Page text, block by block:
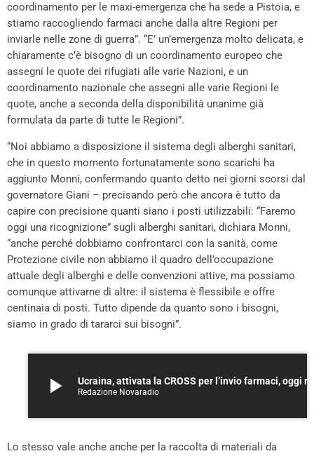
coordinamento per le maxi-emergenza che ha sede a Pistoia, e
stiamo raccogliendo farmaci anche dalla altre Regioni per
inviarle nelle zone di guerra”. “E’ un’emergenza molto delicata, e
chiaramente c’è bisogno di un coordinamento europeo che
assegni le quote dei rifugiati alle varie Nazioni, e un
coordinamento nazionale che assegni alle varie Regioni le
quote, anche a seconda della disponibilità unanime già
formulata da parte di tutte le Regioni”.
“Noi abbiamo a disposizione il sistema degli alberghi sanitari,
che in questo momento fortunatamente sono scarichi ha
aggiunto Monni, confermando quanto detto nei giorni scorsi dal
governatore Giani – precisando però che ancora è tutto da
capire con precisione quanti siano i posti utilizzabili: “Faremo
oggi una ricognizione” sugli alberghi sanitari, dichiara Monni,
“anche perché dobbiamo confrontarci con la sanità, come
Protezione civile non abbiamo il quadro dell’occupazione
attuale degli alberghi e delle convenzioni attive, ma possiamo
comunque attivarne di altre: il sistema è flessibile e offre
centinaia di posti. Tutto dipende da quanto sono i bisogni,
siamo in grado di tararci sui bisogni”.
play_arrow Redazione Novaradio
Lo stesso vale anche anche per la raccolta di materiali da